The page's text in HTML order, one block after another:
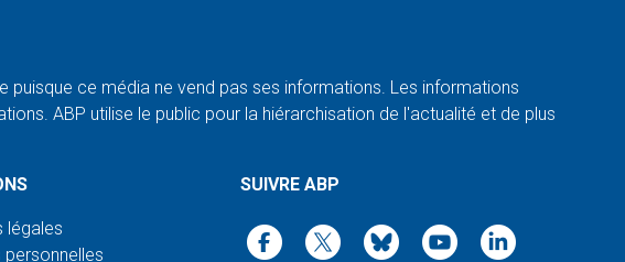
puisque ce média ne vend pas ses informations. Les informations
ABP utilise le public pour la hiérarchisation de l'actualité et de plus
légales
personnelles
SUIVRE ABP